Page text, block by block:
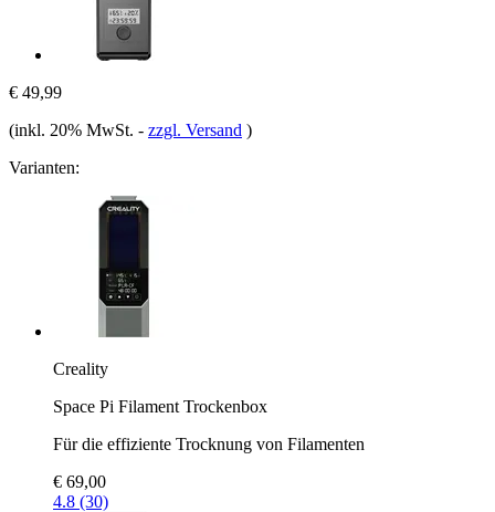
€ 49,99
(inkl. 20% MwSt. - zzgl. Versand )
Varianten:
Creality
Space Pi Filament Trockenbox
Für die effiziente Trocknung von Filamenten
€ 69,00
4.8 (30)